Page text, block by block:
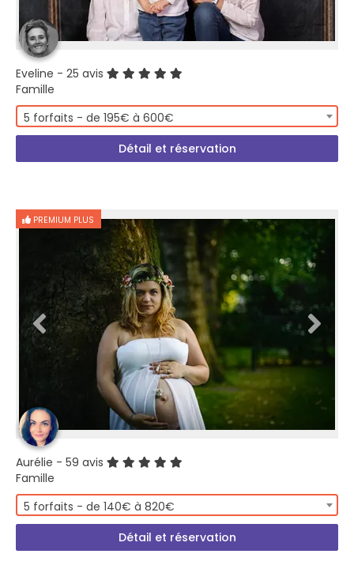
Eveline - 25 avis
Famille
5 forfaits - de 195€ à 600€
Détail et réservation
PREMIUM PLUS
Aurélie - 59 avis
Famille
5 forfaits - de 140€ à 820€
Détail et réservation